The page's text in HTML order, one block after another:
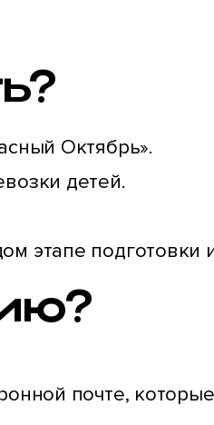
Октябрь».
детей.
этапе подготовки
почте,